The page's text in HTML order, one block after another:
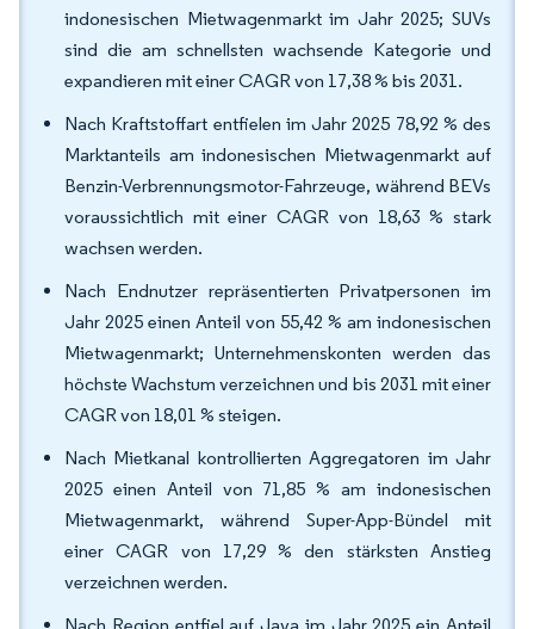
indonesischen Mietwagenmarkt im Jahr 2025; SUVs
sind die am schnellsten wachsende Kategorie und
expandieren mit einer CAGR von 17,38 % bis 2031.
Nach Kraftstoffart entfielen im Jahr 2025 78,92 % des
Marktanteils am indonesischen Mietwagenmarkt auf
Benzin-Verbrennungsmotor-Fahrzeuge, während BEVs
voraussichtlich mit einer CAGR von 18,63 % stark
wachsen werden.
Nach Endnutzer repräsentierten Privatpersonen im
Jahr 2025 einen Anteil von 55,42 % am indonesischen
Mietwagenmarkt; Unternehmenskonten werden das
höchste Wachstum verzeichnen und bis 2031 mit einer
CAGR von 18,01 % steigen.
Nach Mietkanal kontrollierten Aggregatoren im Jahr
2025 einen Anteil von 71,85 % am indonesischen
Mietwagenmarkt, während Super-App-Bündel mit
einer CAGR von 17,29 % den stärksten Anstieg
verzeichnen werden.